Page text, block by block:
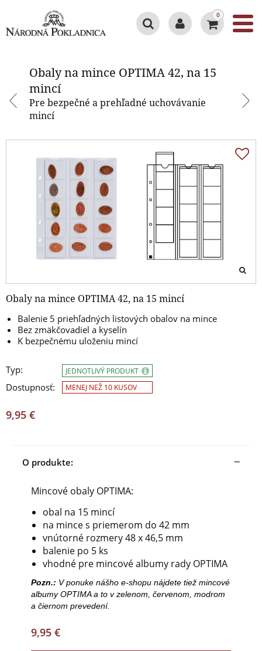
0
Obaly na mince OPTIMA 42, na 15
mincí
Pre bezpečné a prehľadné uchovávanie
mincí
Obaly na mince OPTIMA 42, na 15 mincí
Balenie 5 priehľadných listových obalov na mince
Bez zmäkčovadiel a kyselín
K bezpečnému uloženiu mincí
Typ:
Dostupnosť:
JEDNOTLIVÝ PRODUKT
MENEJ NEŽ 10 KUSOV
9,95 €
O produkte:
Mincové obaly OPTIMA:
obal na 15 mincí
na mince s priemerom do 42 mm
vnútorné rozmery 48 x 46,5 mm
balenie po 5 ks
vhodné pre mincové albumy rady OPTIMA
Pozn.: V ponuke nášho e-shopu nájdete tiež mincové
albumy OPTIMA a to v zelenom, červenom, modrom
a čiernom prevedení.
9,95 €
Obaly na mince OPTIMA 42, na 15